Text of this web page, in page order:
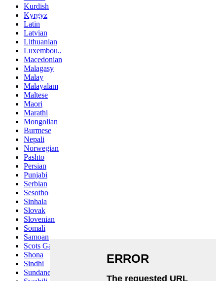
Kurdish
Kyrgyz
Latin
Latvian
Lithuanian
Luxembou..
Macedonian
Malagasy
Malay
Malayalam
Maltese
Maori
Marathi
Mongolian
Burmese
Nepali
Norwegian
Pashto
Persian
Punjabi
Serbian
Sesotho
Sinhala
Slovak
Slovenian
Somali
Samoan
Scots Gaelic
Shona
Sindhi
Sundanese